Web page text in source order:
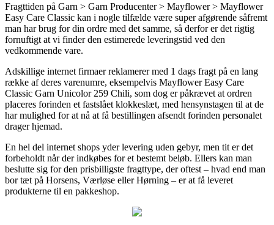
Fragttiden på Garn > Garn Producenter > Mayflower > Mayflower
Easy Care Classic kan i nogle tilfælde være super afgørende såfremt
man har brug for din ordre med det samme, så derfor er det rigtig
fornuftigt at vi finder den estimerede leveringstid ved den
vedkommende vare.
Adskillige internet firmaer reklamerer med 1 dags fragt på en lang
række af deres varenumre, eksempelvis Mayflower Easy Care
Classic Garn Unicolor 259 Chili, som dog er påkrævet at ordren
placeres forinden et fastslået klokkeslæt, med hensynstagen til at de
har mulighed for at nå at få bestillingen afsendt forinden personalet
drager hjemad.
En hel del internet shops yder levering uden gebyr, men tit er det
forbeholdt når der indkøbes for et bestemt beløb. Ellers kan man
beslutte sig for den prisbilligste fragttype, der oftest – hvad end man
bor tæt på Horsens, Værløse eller Hørning – er at få leveret
produkterne til en pakkeshop.